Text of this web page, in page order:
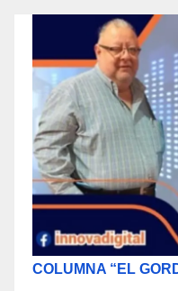
COLUMNA “EL